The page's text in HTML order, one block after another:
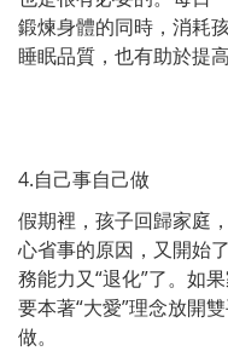
鍛煉身體的同時，消耗
睡眠品質，也有助於提
4.自己事自己做
假期裡，孩子回歸家庭
心省事的原因，又開始
務能力又“退化”了。如
要本著“大愛”理念放開
做。